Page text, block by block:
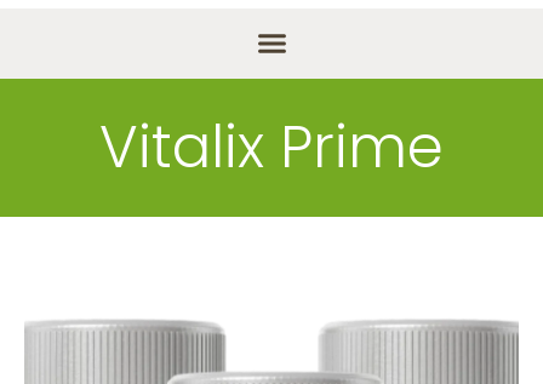
Vitalix Prime